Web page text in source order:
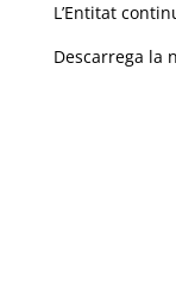
L’Entitat
Descarrega la